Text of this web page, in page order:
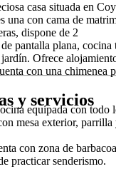
casa situada en
una con cama de
dispone de 2
pantalla plana, cocina
Ofrece
con una chimenea
equipada con todo
mesa exterior,
con zona de
practicar senderismo.
y servicios